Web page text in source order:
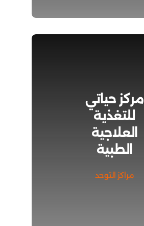
مركز حياتي
للتغذية
العلاجية
الطبية
مراكز التوحد